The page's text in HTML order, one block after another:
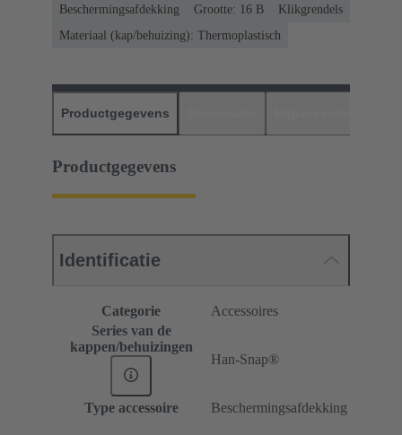
Beschermingsafdekking Grootte: 16 B
Klikgrendels
Materiaal (kap/behuizing): Thermoplastisch
Productgegevens
Productgegevens
Identificatie
Categorie
Accessoires
Series van de
kappen/behuizingen
Han-Snap®
Type accessoire Beschermingsafdekking